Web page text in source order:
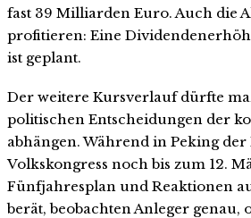
fast 39 Milliarden Euro. Auch die
profitieren: Eine
ist geplant.
Der weitere Kursverlauf dürfte
politischen Entscheidungen der
abhängen. Während in Peking der
Volkskongress noch bis zum 12.
Fünfjahresplan und Reaktionen
berät, beobachten Anleger genau,